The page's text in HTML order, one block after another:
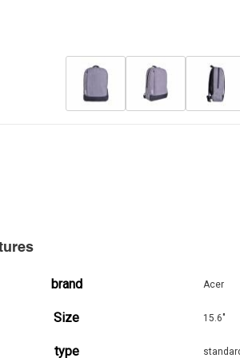
brand Acer
Size 15.6"
type